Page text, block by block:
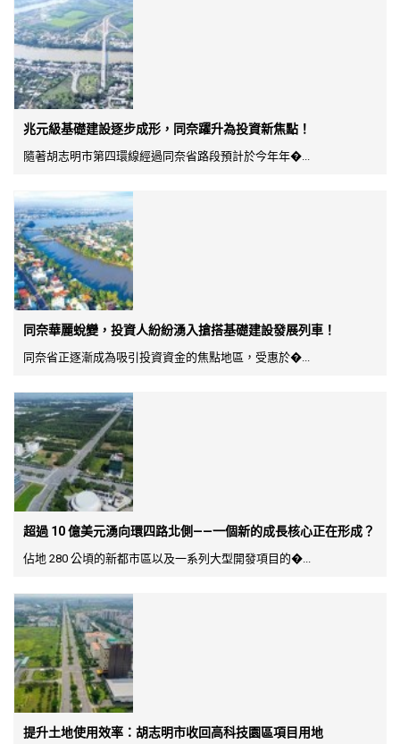
兆元級基礎建設逐步成形，同奈躍升為投資新焦點！
隨著胡志明市第四環線經過同奈省路段預計於今年年�...
同奈華麗蛻變，投資人紛紛湧入搶搭基礎建設發展列車！
同奈省正逐漸成為吸引投資資金的焦點地區，受惠於�...
超過 10 億美元湧向環四路北側——一個新的成長核心正在形成？
佔地 280 公頃的新都市區以及一系列大型開發項目的�...
提升土地使用效率：胡志明市收回高科技園區項目用地